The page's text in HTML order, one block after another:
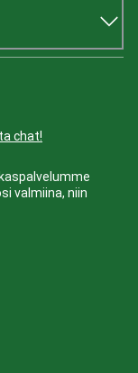
chat!
valmiina, niin